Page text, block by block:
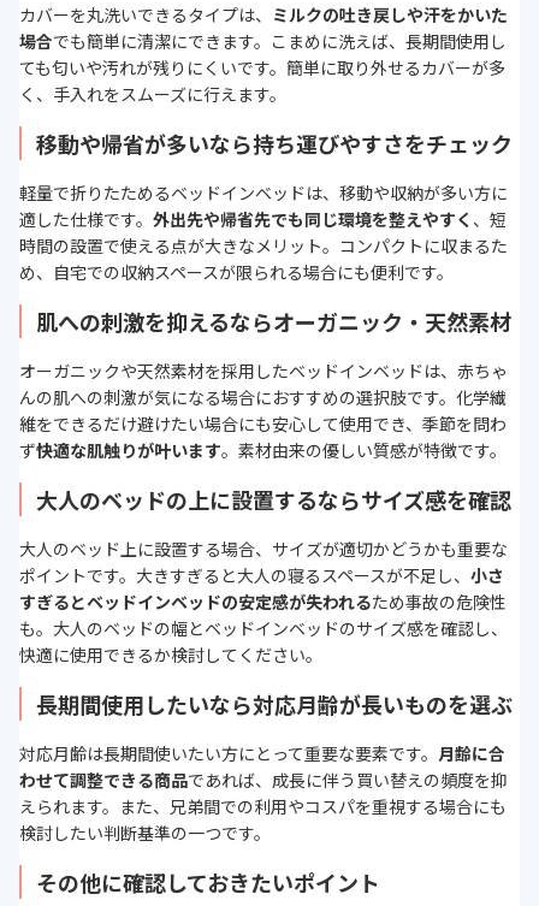
カバーを丸洗いできるタイプは、 ミルクの吐き戻しや汗をかいた
場合でも簡単に清潔にできます。こまめに洗えば、長期間使用し
ても匂いや汚れが残りにくいです。簡単に取り外せるカバーが多
く、手入れをスムーズに行えます。
移動や帰省が多いなら持ち運びやすさをチェック
軽量で折りたためるベッドインベッドは、移動や収納が多い方に
適した仕様です。 外出先や帰省先でも同じ環境を整えやすく 、短
時間の設置で使える点が大きなメリット。コンパクトに収まるた
め、自宅での収納スペースが限られる場合にも便利です。
肌への刺激を抑えるならオーガニック・天然素材
オーガニックや天然素材を採用したベッドインベッドは、赤ちゃ
んの肌への刺激が気になる場合におすすめの選択肢です。化学繊
維をできるだけ避けたい場合にも安心して使用でき、季節を問わ
ず快適な肌触りが叶います。素材由来の優しい質感が特徴です。
大人のベッドの上に設置するならサイズ感を確認
大人のベッド上に設置する場合、サイズが適切かどうかも重要な
ポイントです。大きすぎると大人の寝るスペースが不足し、 小さ
すぎるとベッドインベッドの安定感が失われるため事故の危険性
も。大人のベッドの幅とベッドインベッドのサイズ感を確認し、
快適に使用できるか検討してください。
長期間使用したいなら対応月齢が長いものを選ぶ
対応月齢は長期間使いたい方にとって重要な要素です。 月齢に合
わせて調整できる商品であれば、成長に伴う買い替えの頻度を抑
えられます。また、兄弟間での利用やコスパを重視する場合にも
検討したい判断基準の一つです。
その他に確認しておきたいポイント